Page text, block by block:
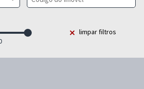
limpar filtros